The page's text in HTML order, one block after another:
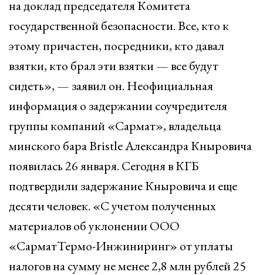
на доклад председателя Комитета
государственной безопасности. Все, кто к
этому причастен, посредники, кто давал
взятки, кто брал эти взятки — все будут
сидеть», — заявил он. Неофициальная
информация о задержании соучредителя
группы компаний «Сармат», владельца
минского бара Bristle Александра Кныровича
появилась 26 января. Сегодня в КГБ
подтвердили задержание Кныровича и еще
десяти человек. «С учетом полученных
материалов об уклонении ООО
«СарматТермо-Инжиниринг» от уплаты
налогов на сумму не менее 2,8 млн рублей 25